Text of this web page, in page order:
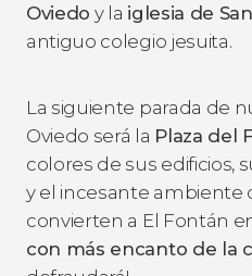
Oviedo y la iglesia de
antiguo colegio jesuita.
La siguiente parada de
Oviedo será la Plaza del
colores de sus edificios,
y el incesante ambiente
convierten a El Fontán
con más encanto de la